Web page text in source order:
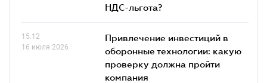
НДС-льгота?
15.12
16 июля 2026
Привлечение инвестиций в
оборонные технологии: какую
проверку должна пройти
компания